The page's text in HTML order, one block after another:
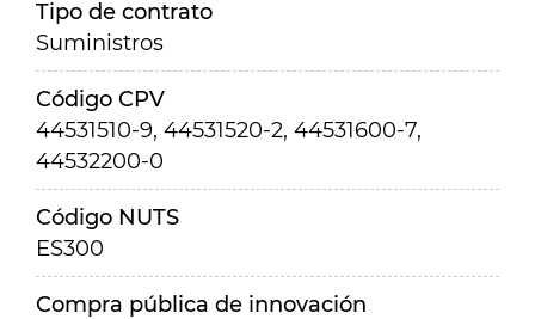
Tipo de contrato
Suministros
Código CPV
44531510-9, 44531520-2, 44531600-7,
44532200-0
Código NUTS
ES300
Compra pública de innovación